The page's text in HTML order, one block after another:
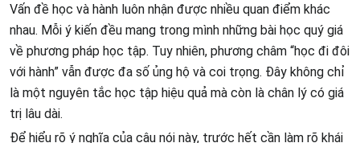
Vấn đề học và hành luôn nhận được nhiều quan điểm khác
nhau. Mỗi ý kiến đều mang trong mình những bài học quý giá
về phương pháp học tập. Tuy nhiên, phương châm “học đi đôi
với hành” vẫn được đa số ủng hộ và coi trọng. Đây không chỉ
là một nguyên tắc học tập hiệu quả mà còn là chân lý có giá
trị lâu dài.
Để hiểu rõ ý nghĩa của câu nói này, trước hết cần làm rõ khái